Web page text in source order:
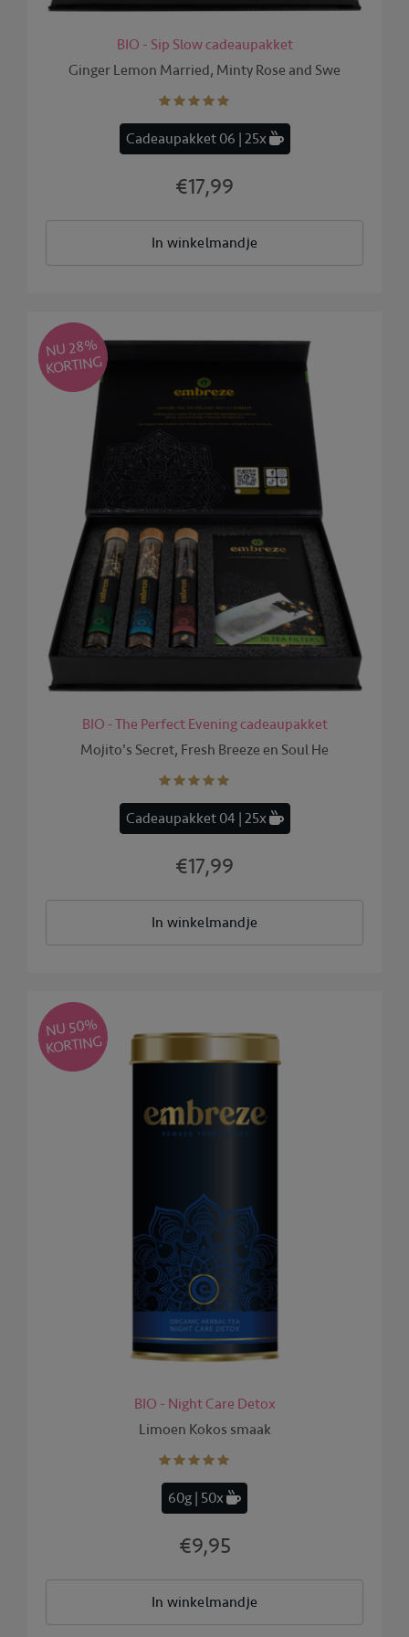
BIO - Sip Slow cadeaupakket
Ginger Lemon Married, Minty Rose and Swe
Cadeaupakket 06 | 25x
€17,99
In winkelmandje
NU 28
%
KORTING
BIO - The Perfect Evening cadeaupakket
Mojito's Secret, Fresh Breeze en Soul He
Cadeaupakket 04 | 25x
€17,99
In winkelmandje
NU 50
%
KORTING
BIO - Night Care Detox
Limoen Kokos smaak
60g | 50x
€9,95
In winkelmandje